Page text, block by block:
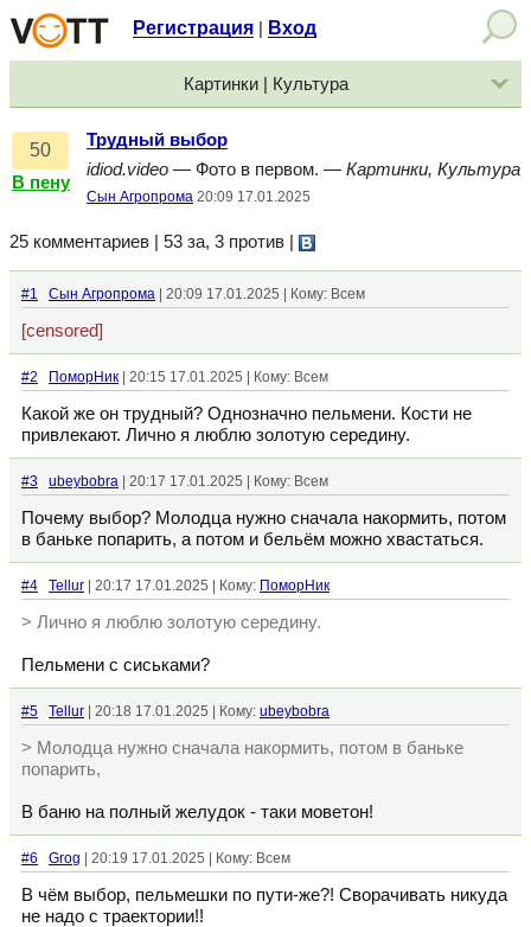
Регистрация Вход
Картинки | Культура
50
В пену
Трудный выбор
idiod.video — Фото в первом. — Картинки, Культура
Сын Агропрома 20:09 17.01.2025
25 комментариев | 53 за, 3 против
#1 Сын Агропрома | 20:09 17.01.2025 | Кому: Всем
[censored]
#2 ПоморНик | 20:15 17.01.2025 | Кому: Всем
Какой же он трудный? Однозначно пельмени. Кости не
привлекают. Лично я люблю золотую середину.
#3 ubeybobra | 20:17 17.01.2025 | Кому: Всем
Почему выбор? Молодца нужно сначала накормить, потом
в баньке попарить, а потом и бельём можно хвастаться.
#4 Tellur | 20:17 17.01.2025 | Кому: ПоморНик
> Лично я люблю золотую середину.
Пельмени с сиськами?
#5 Tellur | 20:18 17.01.2025 | Кому: ubeybobra
> Молодца нужно сначала накормить, потом в баньке
попарить,
В баню на полный желудок - таки моветон!
#6 Grog | 20:19 17.01.2025 | Кому: Всем
В чём выбор, пельмешки по пути-же?! Сворачивать никуда
не надо с траектории!!